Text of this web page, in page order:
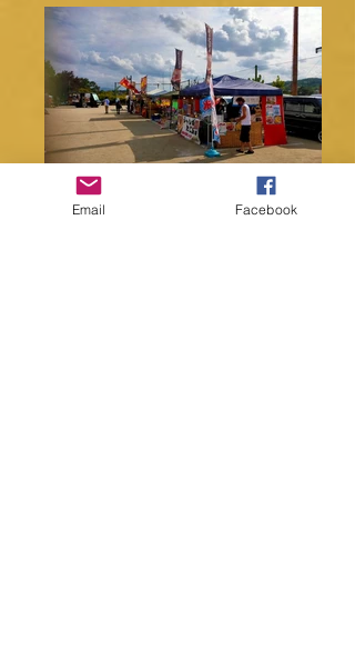
Email Facebook